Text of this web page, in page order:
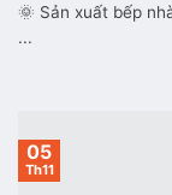
🌞 Sản xuất bếp
...
05
Th11